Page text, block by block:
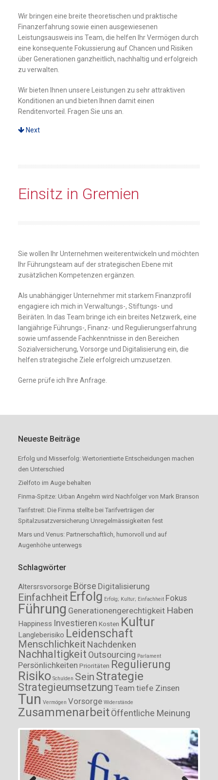
Wir bringen eine breite theoretischen und praktische
Finanzerfahrung sowie einen ausgewiesenen
Leistungsausweis ins Team, die helfen Ihr Vermögen durch
eine konsequente Fokussierung auf Chancen und Risiken
über Generationen ganzheitlich, nachhaltig und erfolgreich
zu verwalten.
Wir bieten Ihnen unsere Leistungen zu sehr attraktiven
Konditionen an und bieten Ihnen damit einen
Renditenvorteil. Fragen Sie uns an.
Next
Einsitz in Gremien
Sie wollen Ihr Unternehmen weiterentwickeln und möchten
Ihr Führungsteam auf der strategischen Ebene mit
zusätzlichen Kompetenzen ergänzen.
Als unabhängiger Unternehmer mit starkem Finanzprofil
engagiere ich mich in Verwaltungs-, Stiftungs- und
Beiräten. In das Team bringe ich ein breites Netzwerk, eine
langjährige Führungs-, Finanz- und Regulierungserfahrung
sowie umfassende Fachkenntnisse in den Bereichen
Sozialversicherung, Vorsorge und Digitalisierung ein, die
helfen strategische Ziele erfolgreich umzusetzen.
Gerne prüfe ich Ihre Anfrage.
Neueste Beiträge
Erfolg und Misserfolg: Wertorientierte Entscheidungen machen
den Unterschied
Zielfoto im Auge behalten
Finma-Spitze: Urban Angehrn wird Nachfolger von Mark Branson
Tarifstreit: Die Finma stellte bei Tarifverträgen der
Spitalzusatzversicherung Unregelmässigkeiten fest
Mars und Venus: Partnerschaftlich, humorvoll und auf
Augenhöhe unterwegs
Schlagwörter
Altersrsvorsorge Börse Digitalisierung
Einfachheit Erfolg Erfolg; Kultur; Einfachheit Fokus
Führung Generationengerechtigkeit Haben
Happiness Investieren Kosten Kultur
Langleberisiko Leidenschaft
Menschlichkeit Nachdenken
Nachhaltigkeit Outsourcing Parlament
Persönlichkeiten Prioritäten Regulierung
Risiko Schulden Sein Strategie
Strategieumsetzung Team tiefe Zinsen
Tun Vermögen Vorsorge Widerstände
ZusammenarbeitÖffentliche Meinung